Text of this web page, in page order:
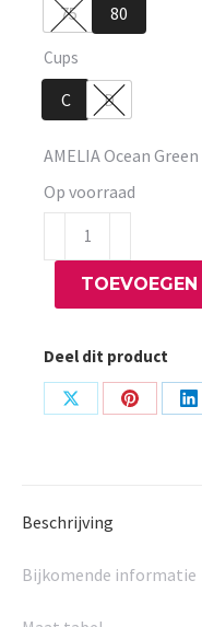
75 80
Cups
C D
AMELIA Ocean
Op voorraad
AMELIA
Ocean
Green
bh
aantal
Deel dit product
Share
Share
Beschrijving
Bijkomende informatie